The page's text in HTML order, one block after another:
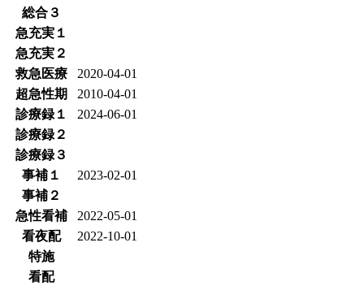
総合３
急充実１
急充実２
救急医療
2020-04-01
超急性期
2010-04-01
診療録１
2024-06-01
診療録２
診療録３
事補１
2023-02-01
事補２
急性看補
2022-05-01
看夜配
2022-10-01
特施
看配